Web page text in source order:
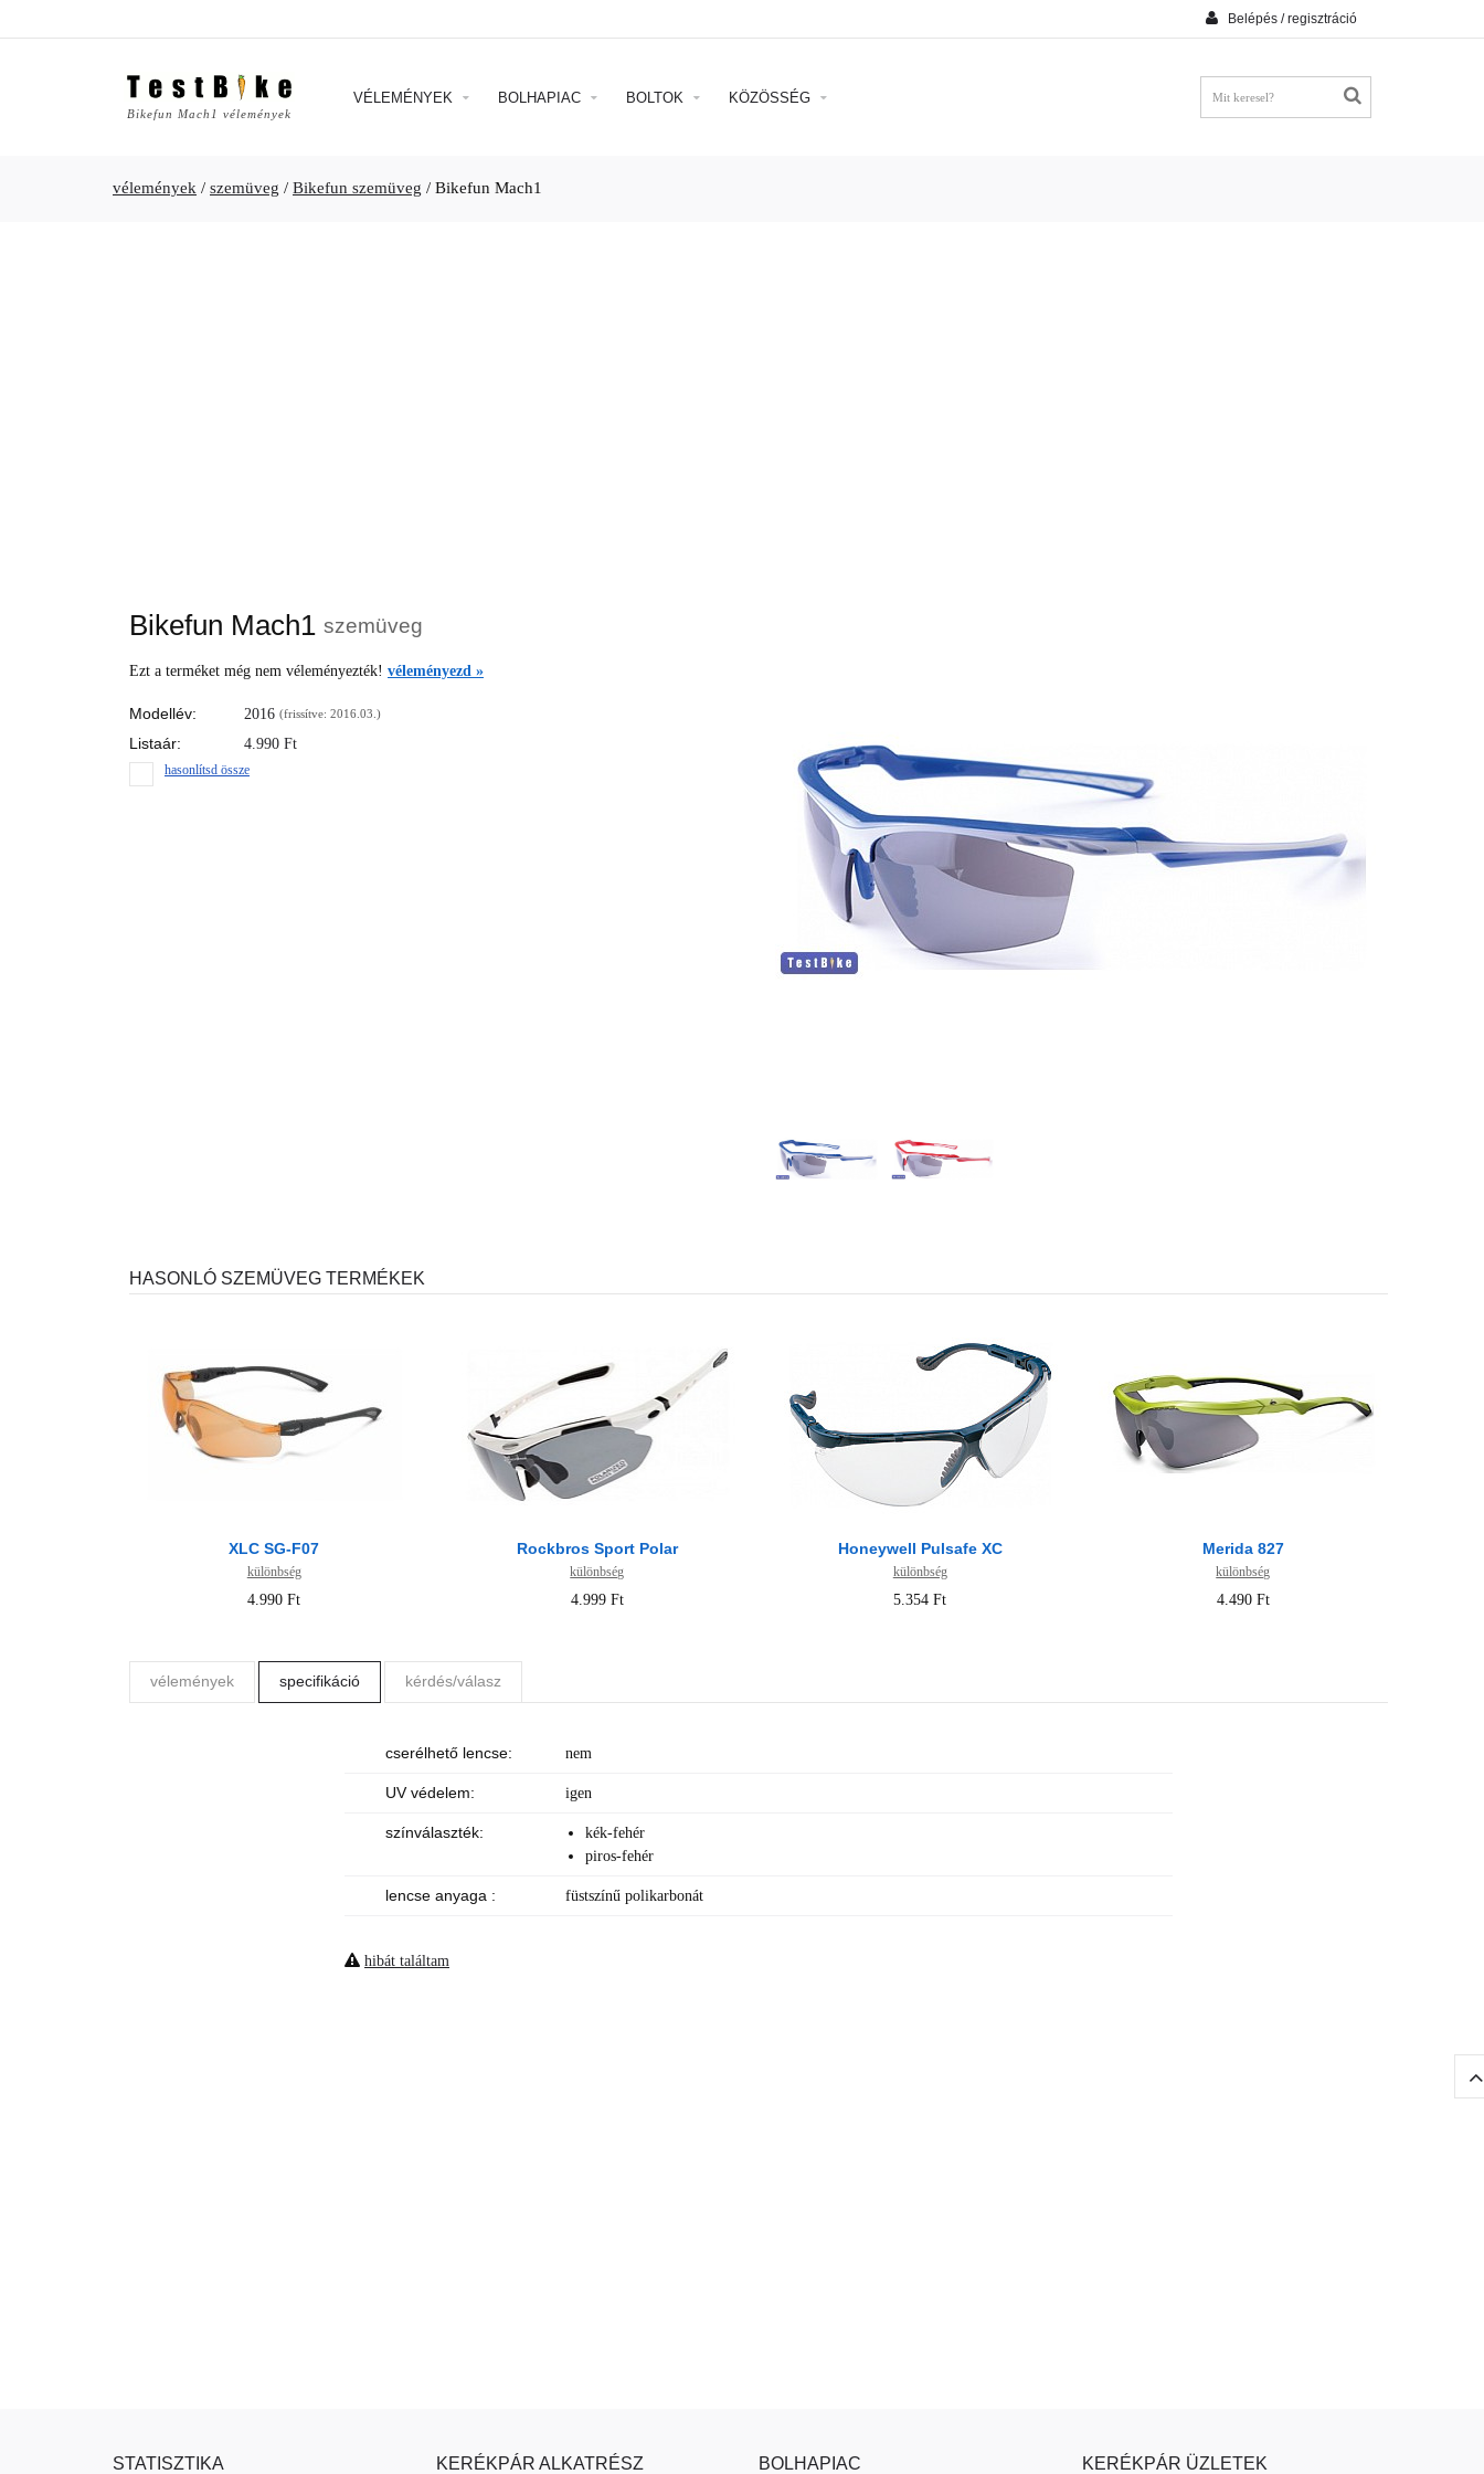
Belépés / regisztráció
Bikefun Mach1 vélemények
VÉLEMÉNYEK BOLHAPIAC BOLTOK KÖZÖSSÉG
vélemények / szemüveg / Bikefun szemüveg / Bikefun Mach1
Bikefun Mach1 szemüveg
Ezt a terméket még nem véleményezték! véleményezd »
Modellév: 2016 (frissítve: 2016.03.)
Listaár: 4.990 Ft
hasonlítsd össze
HASONLÓ SZEMÜVEG TERMÉKEK
XLC SG-F07
különbség
4.990 Ft
Rockbros Sport Polar
különbség
4.999 Ft
Honeywell Pulsafe XC
különbség
5.354 Ft
Merida 827
különbség
4.490 Ft
vélemények specifikáció kérdés/válasz
cserélhető lencse: nem
UV védelem: igen
színválaszték:
kék-fehér
piros-fehér
lencse anyaga : füstszínű polikarbonát
hibát találtam
STATISZTIKA KERÉKPÁR ALKATRÉSZ BOLHAPIAC KERÉKPÁR ÜZLETEK